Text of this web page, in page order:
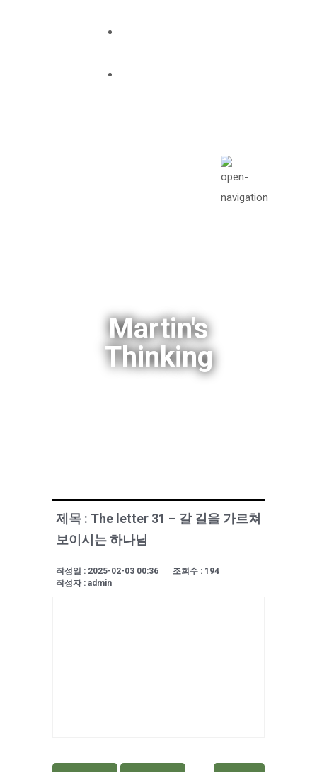
Martin's
Thinking
제목 : The letter 31 – 갈 길을 가르쳐
보이시는 하나님
작성일 : 2025-02-03 00:36
조회수 : 194
작성자 : admin